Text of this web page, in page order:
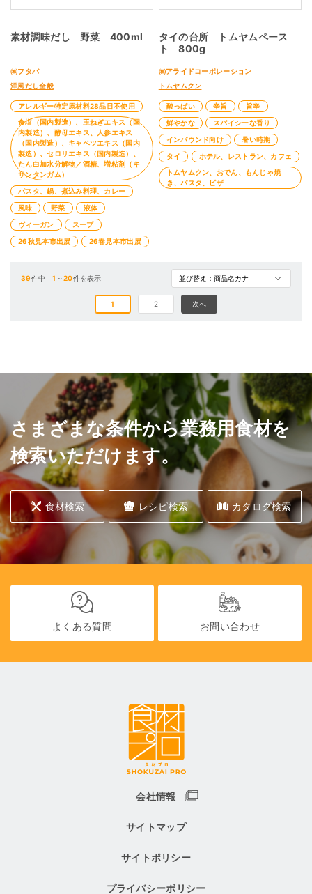
素材調味だし 野菜 400ml
㈱フタバ
洋風だし全般
アレルギー特定原材料28品目不使用
食塩（国内製造）、玉ねぎエキス（国
内製造）、酵母エキス、人参エキス
（国内製造）、キャベツエキス（国内
製造）、セロリエキス（国内製造）、
たん白加水分解物／酒精、増粘剤（キ
サンタンガム）
パスタ、鍋、煮込み料理、カレー
風味
野菜
液体
ヴィーガン
スープ
26秋見本市出展
26春見本市出展
タイの台所 トムヤムペース
ト 800g
㈱アライドコーポレーション
トムヤムクン
酸っぱい 辛旨
旨辛
鮮やかな
スパイシーな香り
インバウンド向け
暑い時期
タイ
ホテル、レストラン、カフェ
トムヤムクン、おでん、もんじゃ焼
き、パスタ、ピザ
39件中1 ～20件を表示
1 2 次へ
さまざまな条件から業務用食材を
検索いただけます。
食材検索 レシピ検索 カタログ検索
よくある質問 お問い合わせ
会社情報
サイトマップ
サイトポリシー
プライバシーポリシー